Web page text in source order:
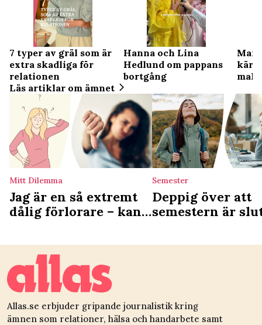
7 typer av gräl som är
extra skadliga för
relationen
Hanna och Lina
Hedlund om pappans
bortgång
Mari
Läs artiklar om ämnet
Mitt Dilemma
Jag är en så extremt
dålig förlorare – kan
med?
Semester
Deppig över att
semestern är
Allas.se erbjuder gripande journalistik kring
ämnen som relationer, hälsa och handarbete samt